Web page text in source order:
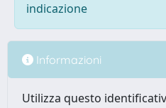
indicazione
Informazioni
Utilizza questo